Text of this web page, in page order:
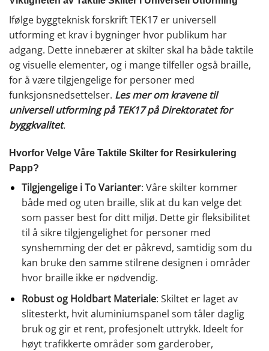
Ifølge byggteknisk forskrift TEK17 er universell
utforming et krav i bygninger hvor publikum har
adgang. Dette innebærer at skilter skal ha både taktile
og visuelle elementer, og i mange tilfeller også braille,
for å være tilgjengelige for personer med
funksjonsnedsettelser. Les mer om kravene til
universell utforming på TEK17 på Direktoratet for
byggkvalitet.
Hvorfor Velge Våre Taktile Skilter for Resirkulering
Papp?
Tilgjengelige i To Varianter: Våre skilter kommer
både med og uten braille, slik at du kan velge det
som passer best for ditt miljø. Dette gir fleksibilitet
til å sikre tilgjengelighet for personer med
synshemming der det er påkrevd, samtidig som du
kan bruke den samme stilrene designen i områder
hvor braille ikke er nødvendig.
Robust og Holdbart Materiale: Skiltet er laget av
slitesterkt, hvit aluminiumspanel som tåler daglig
bruk og gir et rent, profesjonelt uttrykk. Ideelt for
høyt trafikkerte områder som garderober,